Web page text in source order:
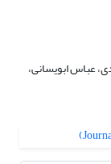
عباس ابویسانی،